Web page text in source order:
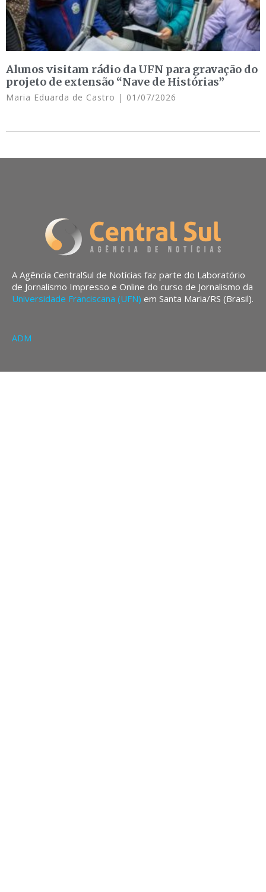
Alunos visitam rádio da UFN para gravação do
projeto de extensão “Nave de Histórias”
Maria Eduarda de Castro 01/07/2026
A Agência CentralSul de Notícias faz parte do Laboratório
de Jornalismo Impresso e Online do curso de Jornalismo da
Universidade Franciscana (UFN) em Santa Maria/RS (Brasil).
ADM